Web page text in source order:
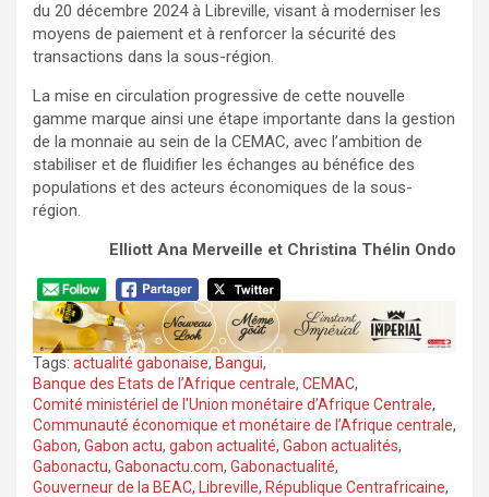
du 20 décembre 2024 à Libreville, visant à moderniser les
moyens de paiement et à renforcer la sécurité des
transactions dans la sous-région.
La mise en circulation progressive de cette nouvelle
gamme marque ainsi une étape importante dans la gestion
de la monnaie au sein de la CEMAC, avec l’ambition de
stabiliser et de fluidifier les échanges au bénéfice des
populations et des acteurs économiques de la sous-
région.
Elliott Ana Merveille et Christina Thélin Ondo
Tags: actualité gabonaise, Bangui,
Banque des Etats de l’Afrique centrale, CEMAC,
Comité ministériel de l'Union monétaire d’Afrique Centrale,
Communauté économique et monétaire de l’Afrique centrale,
Gabon, Gabon actu, gabon actualité, Gabon actualités,
Gabonactu, Gabonactu.com, Gabonactualité,
Gouverneur de la BEAC, Libreville, République Centrafricaine,